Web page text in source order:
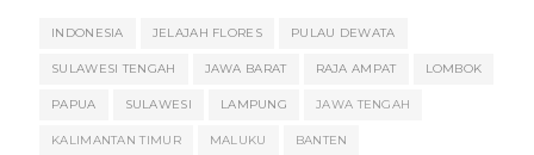
INDONESIA JELAJAH FLORES PULAU DEWATA
SULAWESI TENGAH JAWA BARAT RAJA AMPAT LOMBOK
PAPUA SULAWESI LAMPUNG JAWA TENGAH
KALIMANTAN TIMUR MALUKU BANTEN